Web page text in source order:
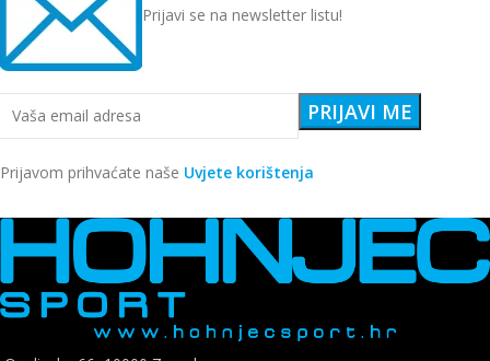
Prijavi se na newsletter listu!
Prijavom prihvaćate naše Uvjete korištenja